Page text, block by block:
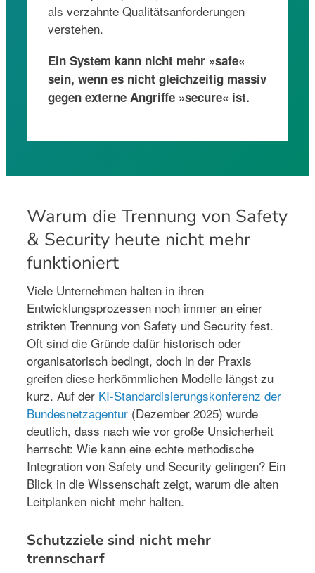
als verzahnte Qualitätsanforderungen
verstehen.
Ein System kann nicht mehr »safe«
sein, wenn es nicht gleichzeitig massiv
gegen externe Angriffe »secure« ist.
Warum die Trennung von Safety
& Security heute nicht mehr
funktioniert
Viele Unternehmen halten in ihren
Entwicklungsprozessen noch immer an einer
strikten Trennung von Safety und Security fest.
Oft sind die Gründe dafür historisch oder
organisatorisch bedingt, doch in der Praxis
greifen diese herkömmlichen Modelle längst zu
kurz. Auf der KI-Standardisierungskonferenz der
Bundesnetzagentur (Dezember 2025) wurde
deutlich, dass nach wie vor große Unsicherheit
herrscht: Wie kann eine echte methodische
Integration von Safety und Security gelingen? Ein
Blick in die Wissenschaft zeigt, warum die alten
Leitplanken nicht mehr halten.
Schutzziele sind nicht mehr
trennscharf